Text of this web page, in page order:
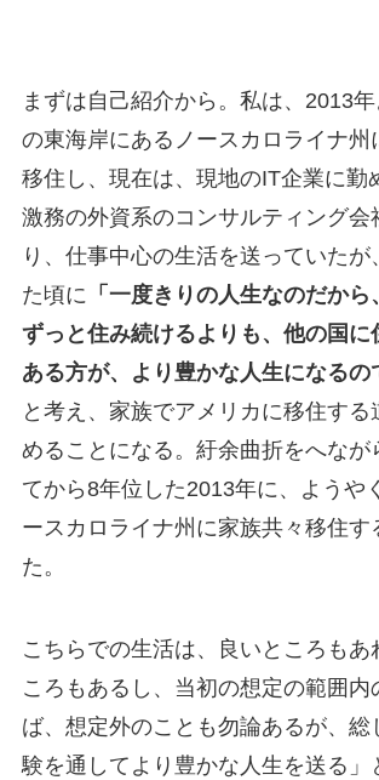
まずは自己紹介から。私は、2013
の東海岸にあるノースカロライナ州
移住し、現在は、現地のIT企業に勤
激務の外資系のコンサルティング会
り、仕事中心の生活を送っていたが
た頃に 「一度きりの人生なのだか
ずっと住み続けるよりも、他の国に
ある方が、より豊かな人生になるの
と考え、家族でアメリカに移住する
めることになる。紆余曲折をへなが
てから8年位した2013年に、ようや
ースカロライナ州に家族共々移住す
た。
こちらでの生活は、良いところもあ
ころもあるし、当初の想定の範囲内
ば、想定外のことも勿論あるが、総
験を通してより豊かな人生を送る」